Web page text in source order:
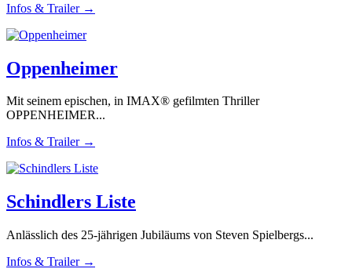
Infos & Trailer →
Oppenheimer
Mit seinem epischen, in IMAX® gefilmten Thriller
OPPENHEIMER...
Infos & Trailer →
Schindlers Liste
Anlässlich des 25-jährigen Jubiläums von Steven Spielbergs...
Infos & Trailer →